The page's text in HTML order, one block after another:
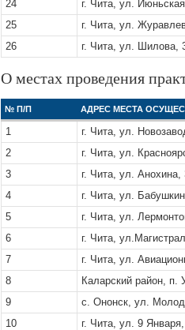
24
г. Чита, ул.
25
г. Чита, ул.
26
г. Чита, ул. Шилова,
О местах проведения
№ П/П АДРЕС МЕСТА
1
г. Чита, ул.
2
г. Чита, ул.
3
г. Чита, ул. Анохина,
4
г. Чита, ул.
5
г. Чита, ул.
6
г. Чита,
7
г. Чита, ул.
8
Каларский район, п.
9
с. Ононск, ул.
10
г. Чита, ул. 9